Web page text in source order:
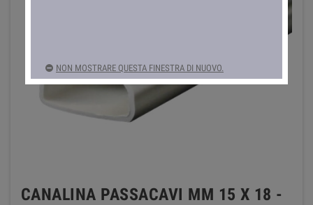
CANALINA PASSACAVI MM 15 X 18 -
NON MOSTRARE QUESTA FINESTRA DI NUOVO.